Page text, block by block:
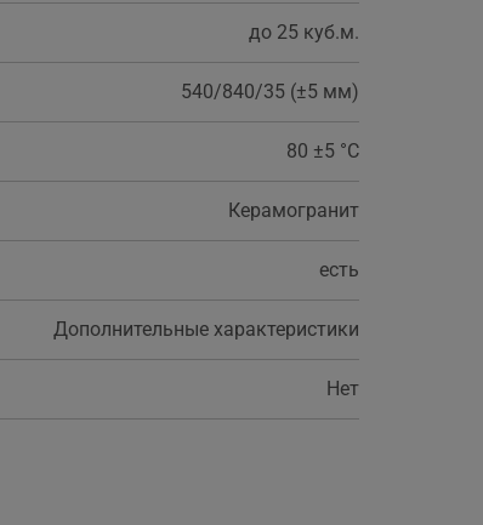
до 25 куб.м.
540/840/35 (±5 мм)
80 ±5 °С
Керамогранит
есть
Дополнительные характеристики
Нет